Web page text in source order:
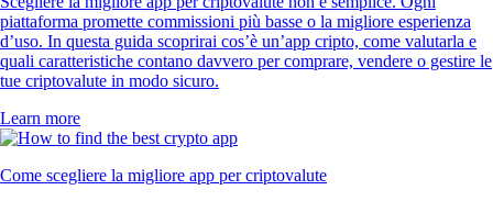
piattaforma promette commissioni più basse o la migliore esperienza
d’uso. In questa guida scoprirai cos’è un’app cripto, come valutarla e
quali caratteristiche contano davvero per comprare, vendere o gestire le
tue criptovalute in modo sicuro.
Learn more
Come scegliere la migliore app per criptovalute